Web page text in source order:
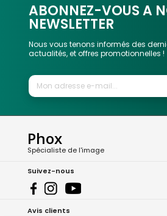
ABONNEZ-VOUS A
NEWSLETTER
Nous vous tenons informés des
actualités, et offres promotionnelles !
Phox
Spécialiste de l'image
Suivez-nous
Avis clients